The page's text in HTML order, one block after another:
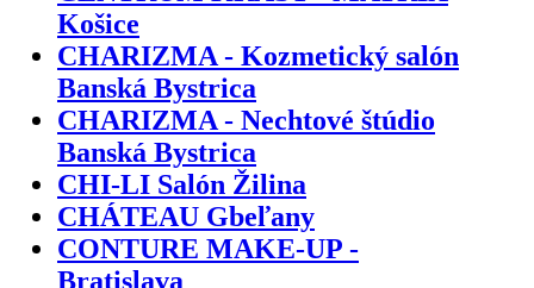
Košice
CHARIZMA - Kozmetický salón
Banská Bystrica
CHARIZMA - Nechtové štúdio
Banská Bystrica
CHI-LI Salón Žilina
CHÁTEAU Gbeľany
CONTURE MAKE-UP -
Bratislava